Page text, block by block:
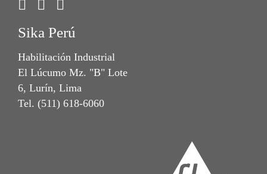
Sika Perú
Habilitación Industrial
El Lúcumo Mz. "B" Lote
6, Lurín, Lima
Tel. (511) 618-6060